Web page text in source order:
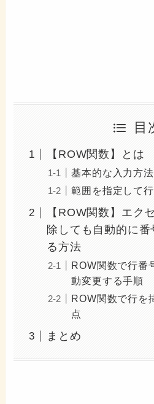
目
【ROW関数】とは
基本的な入力方法
範囲を指定して
【ROW関数】エク
除しても自動的に
る方法
ROW関数で行番
動変更する手順
ROW関数で行を
点
まとめ